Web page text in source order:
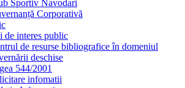
Sportiv Navodari
Corporativă
de interes public
de resurse bibliografice în domeniul
deschise
544/2001
infomatii